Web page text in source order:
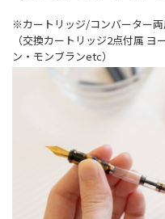
※カートリッジ/コンバーター
（交換カートリッジ2点付属
ン・モンブランetc）